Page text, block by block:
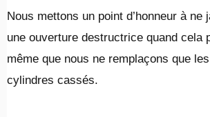
​Nous mettons un point d’honneur à ne
une ouverture destructrice quand cela
même que nous ne remplaçons que
cylindres cassés.